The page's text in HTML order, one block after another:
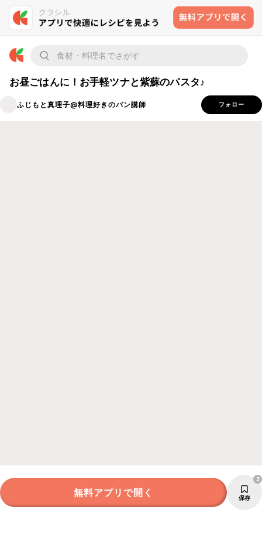
お昼ごはんに！お手軽ツナと紫蘇のパスタ♪
ふじもと真理子@料理好きのパン講師 フォロー
無料アプリで開く 保存
2